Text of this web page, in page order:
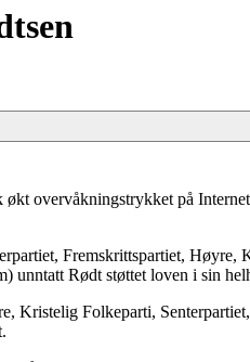
økt overvåkningstrykket på
Fremskrittspartiet,
unntatt Rødt støttet loven i sin
Kristelig Folkeparti,